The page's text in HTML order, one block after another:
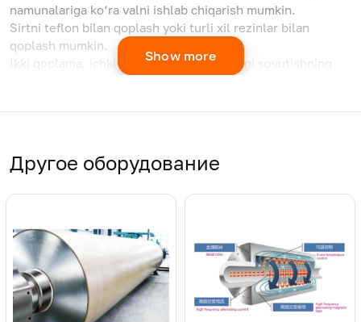
namunalariga ko‘ra valni ishlab chiqarish mumkin.
Sirtni teflon bilan qoplash yoki turli xil rezinlar bilan
qoplash mumkin.
Ikki qoplama, ichki spiralli kanal mavjudligi sovutishning
egilishiga moslashishga yordam beradi.
Show more
Другое оборудование